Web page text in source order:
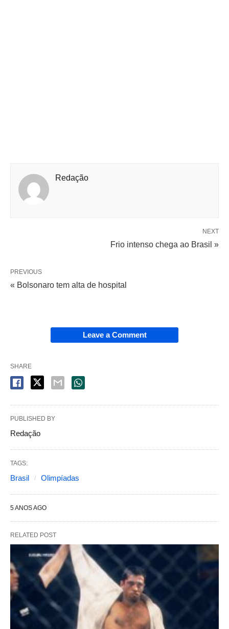
Redação
NEXT
Frio intenso chega ao Brasil »
PREVIOUS
« Bolsonaro tem alta de hospital
Leave a Comment
SHARE
PUBLISHED BY
Redação
TAGS:
Brasil Olimpíadas
5 ANOS AGO
RELATED POST